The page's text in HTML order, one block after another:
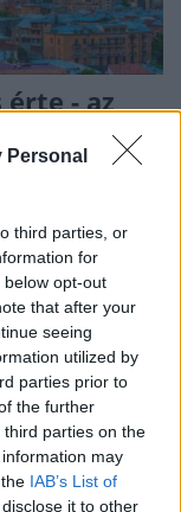
Personal
third parties, or
for
opt-out
that after your
seeing
utilized by
parties prior to
the further
parties on the
may
IAB’s List of
it to other
- az
fordított